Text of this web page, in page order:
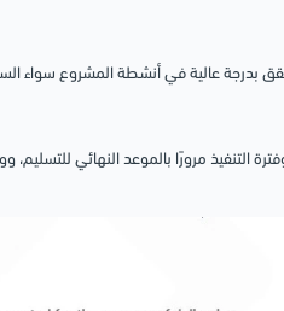
بدرجة عالية في أنشطة المشروع سواء
التنفيذ مرورًا بالموعد النهائي